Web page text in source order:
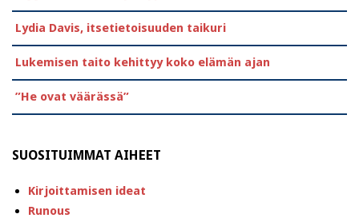
Lydia Davis, itsetietoisuuden taikuri
Lukemisen taito kehittyy koko elämän ajan
”He ovat väärässä”
SUOSITUIMMAT AIHEET
Kirjoittamisen ideat
Runous